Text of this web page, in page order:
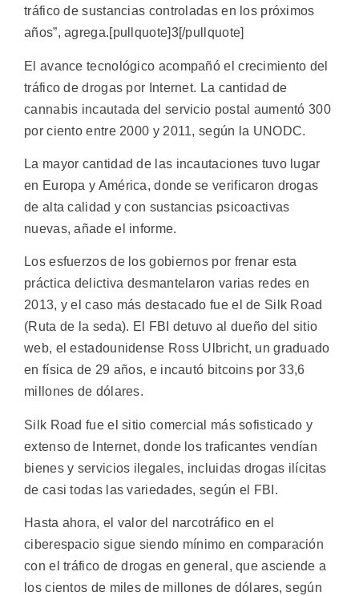
tráfico de sustancias controladas en los próximos
años”, agrega.[pullquote]3[/pullquote]
El avance tecnológico acompañó el crecimiento del
tráfico de drogas por Internet. La cantidad de
cannabis incautada del servicio postal aumentó 300
por ciento entre 2000 y 2011, según la UNODC.
La mayor cantidad de las incautaciones tuvo lugar
en Europa y América, donde se verificaron drogas
de alta calidad y con sustancias psicoactivas
nuevas, añade el informe.
Los esfuerzos de los gobiernos por frenar esta
práctica delictiva desmantelaron varias redes en
2013, y el caso más destacado fue el de Silk Road
(Ruta de la seda). El FBI detuvo al dueño del sitio
web, el estadounidense Ross Ulbricht, un graduado
en física de 29 años, e incautó bitcoins por 33,6
millones de dólares.
Silk Road fue el sitio comercial más sofisticado y
extenso de Internet, donde los traficantes vendían
bienes y servicios ilegales, incluidas drogas ilícitas
de casi todas las variedades, según el FBI.
Hasta ahora, el valor del narcotráfico en el
ciberespacio sigue siendo mínimo en comparación
con el tráfico de drogas en general, que asciende a
los cientos de miles de millones de dólares, según